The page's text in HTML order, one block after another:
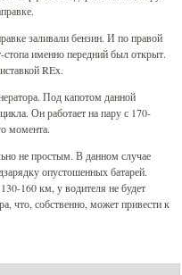
заливали бензин. И по правой
именно передний был открыт.
REx.
Под капотом данной
Он работает на пару с 170-
момента.
не простым. В данном случае
опустошенных батарей.
160 км, у водителя не будет
что, собственно, может привести к